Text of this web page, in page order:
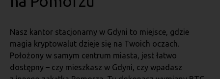
Nasz kantor stacjonarny w Gdyni to miejsce, gdzie
magia kryptowalut dzieje się na Twoich oczach.
Położony w samym centrum miasta, jest łatwo
dostępny – czy mieszkasz w Gdyni, czy wpadasz